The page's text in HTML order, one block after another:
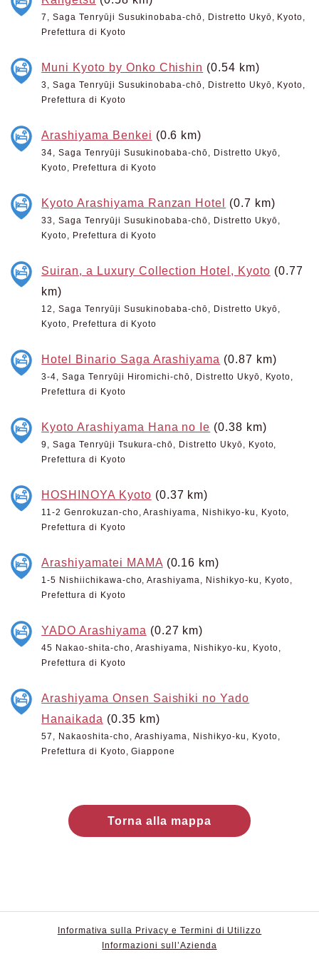
7, Saga Tenryūji Susukinobaba-chō, Distretto Ukyō, Kyoto,
Prefettura di Kyoto
Muni Kyoto by Onko Chishin (0.54 km)
3, Saga Tenryūji Susukinobaba-chō, Distretto Ukyō, Kyoto,
Prefettura di Kyoto
Arashiyama Benkei (0.6 km)
34, Saga Tenryūji Susukinobaba-chō, Distretto Ukyō,
Kyoto, Prefettura di Kyoto
Kyoto Arashiyama Ranzan Hotel (0.7 km)
33, Saga Tenryūji Susukinobaba-chō, Distretto Ukyō,
Kyoto, Prefettura di Kyoto
Suiran, a Luxury Collection Hotel, Kyoto (0.77
km)
12, Saga Tenryūji Susukinobaba-chō, Distretto Ukyō,
Kyoto, Prefettura di Kyoto
Hotel Binario Saga Arashiyama (0.87 km)
3-4, Saga Tenryūji Hiromichi-chō, Distretto Ukyō, Kyoto,
Prefettura di Kyoto
Kyoto Arashiyama Hana no Ie (0.38 km)
9, Saga Tenryūji Tsukura-chō, Distretto Ukyō, Kyoto,
Prefettura di Kyoto
HOSHINOYA Kyoto (0.37 km)
11-2 Genrokuzan-cho, Arashiyama, Nishikyo-ku, Kyoto,
Prefettura di Kyoto
Arashiyamatei MAMA (0.16 km)
1-5 Nishiichikawa-cho, Arashiyama, Nishikyo-ku, Kyoto,
Prefettura di Kyoto
YADO Arashiyama (0.27 km)
45 Nakao-shita-cho, Arashiyama, Nishikyo-ku, Kyoto,
Prefettura di Kyoto
Arashiyama Onsen Saishiki no Yado
Hanaikada (0.35 km)
57, Nakaoshita-cho, Arashiyama, Nishikyo-ku, Kyoto,
Prefettura di Kyoto, Giappone
Torna alla mappa
Informativa sulla Privacy e Termini di Utilizzo
Informazioni sull’Azienda